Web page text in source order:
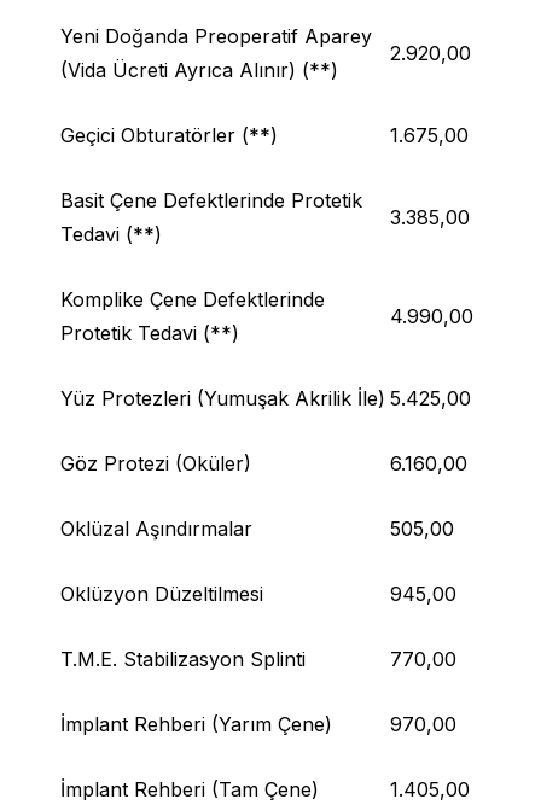
Yeni Doğanda Preoperatif Aparey
(Vida Ücreti Ayrıca Alınır) (**)
2.920,00
Geçici Obturatörler (**) 1.675,00
Basit Çene Defektlerinde Protetik
Tedavi (**)
3.385,00
Komplike Çene Defektlerinde
Protetik Tedavi (**)
4.990,00
Yüz Protezleri (Yumuşak Akrilik İle) 5.425,00
Göz Protezi (Oküler) 6.160,00
Oklüzal Aşındırmalar 505,00
Oklüzyon Düzeltilmesi 945,00
T.M.E. Stabilizasyon Splinti 770,00
İmplant Rehberi (Yarım Çene) 970,00
İmplant Rehberi (Tam Çene) 1.405,00